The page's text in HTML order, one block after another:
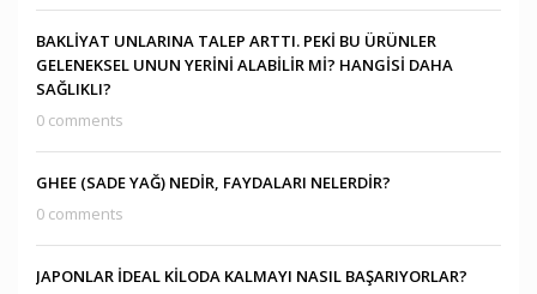
BAKLİYAT UNLARINA TALEP ARTTI. PEKİ BU ÜRÜNLER
GELENEKSEL UNUN YERİNİ ALABİLİR Mİ? HANGİSİ DAHA
SAĞLIKLI?
0 comments
GHEE (SADE YAĞ) NEDİR, FAYDALARI NELERDİR?
0 comments
JAPONLAR İDEAL KİLODA KALMAYI NASIL BAŞARIYORLAR?